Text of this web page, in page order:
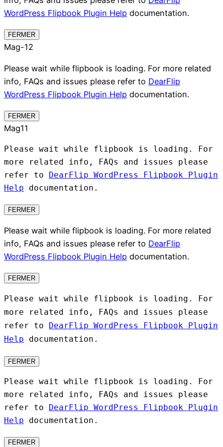
WordPress Flipbook Plugin Help documentation.
FERMER
Mag-12
Please wait while flipbook is loading. For more related
info, FAQs and issues please refer to DearFlip
WordPress Flipbook Plugin Help documentation.
FERMER
Mag11
Please wait while flipbook is loading. For
more related info, FAQs and issues please
refer to DearFlip WordPress Flipbook Plugin
Help documentation.
FERMER
Please wait while flipbook is loading. For more related
info, FAQs and issues please refer to DearFlip
WordPress Flipbook Plugin Help documentation.
FERMER
Please wait while flipbook is loading. For
more related info, FAQs and issues please
refer to
DearFlip WordPress Flipbook Plugin
Help documentation.
FERMER
Please wait while flipbook is loading. For
more related info, FAQs and issues please
refer to DearFlip WordPress Flipbook Plugin
Help documentation.
FERMER